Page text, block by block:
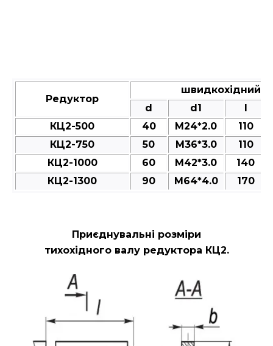
Редуктор
швидкохідний
d
d1
l
КЦ2-500
40 M24*2.0
110
КЦ2-750
50 M36*3.0
110
КЦ2-1000
60 M42*3.0
140
КЦ2-1300
90 M64*4.0 170
Приєднувальні розміри
тихохідного валу редуктора КЦ2.